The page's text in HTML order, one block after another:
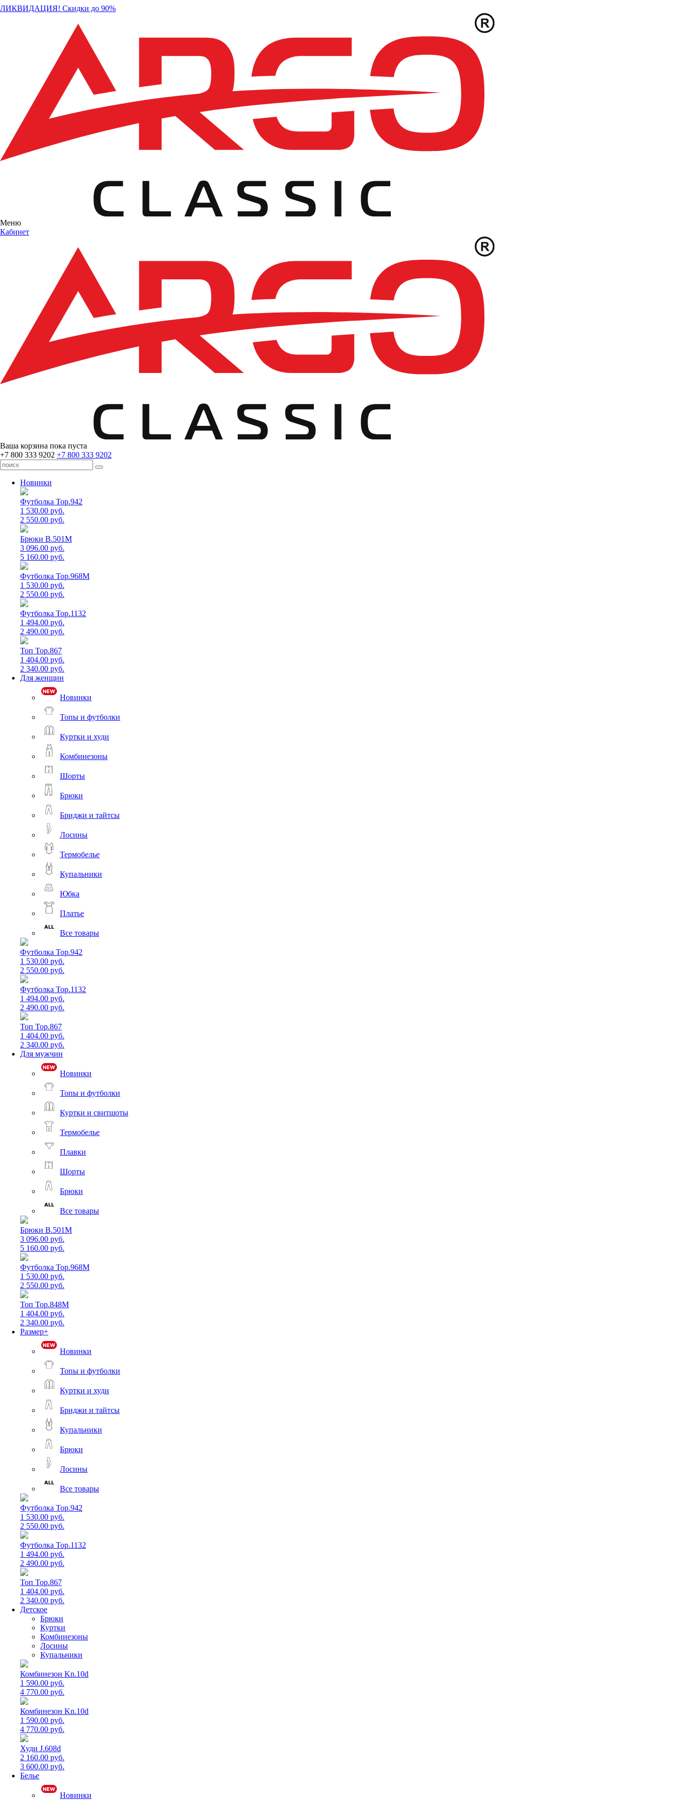
ЛИКВИДАЦИЯ! Скидки до 90%
Меню
Кабинет
Ваша корзина пока пуста
+7 800 333 9202 +7 800 333 9202
Новинки
Футболка Top.942
1 530.00 руб.
2 550.00 руб.
Брюки B.501M
3 096.00 руб.
5 160.00 руб.
Футболка Top.968M
1 530.00 руб.
2 550.00 руб.
Футболка Top.1132
1 494.00 руб.
2 490.00 руб.
Топ Top.867
1 404.00 руб.
2 340.00 руб.
Для женщин
Новинки
Топы и футболки
Куртки и худи
Комбинезоны
Шорты
Брюки
Бриджи и тайтсы
Лосины
Термобелье
Купальники
Юбка
Платье
Все товары
Футболка Top.942
1 530.00 руб.
2 550.00 руб.
Футболка Top.1132
1 494.00 руб.
2 490.00 руб.
Топ Top.867
1 404.00 руб.
2 340.00 руб.
Для мужчин
Новинки
Топы и футболки
Куртки и свитшоты
Термобелье
Плавки
Шорты
Брюки
Все товары
Брюки B.501M
3 096.00 руб.
5 160.00 руб.
Футболка Top.968M
1 530.00 руб.
2 550.00 руб.
Топ Top.848M
1 404.00 руб.
2 340.00 руб.
Размер+
Новинки
Топы и футболки
Куртки и худи
Бриджи и тайтсы
Купальники
Брюки
Лосины
Все товары
Футболка Top.942
1 530.00 руб.
2 550.00 руб.
Футболка Top.1132
1 494.00 руб.
2 490.00 руб.
Топ Top.867
1 404.00 руб.
2 340.00 руб.
Детское
Брюки
Куртки
Комбинезоны
Лосины
Купальники
Комбинезон Kn.10d
1 590.00 руб.
4 770.00 руб.
Комбинезон Kn.10d
1 590.00 руб.
4 770.00 руб.
Худи J.608d
2 160.00 руб.
3 600.00 руб.
Белье
Новинки